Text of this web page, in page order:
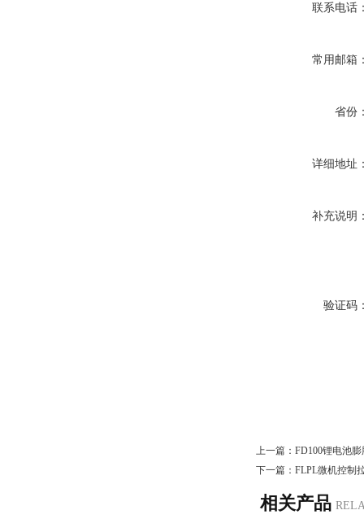
联系电话
常用邮箱
省份
详细地址
补充说明
验证码
上一篇： FD100锂电池
下一篇： FLPL微机控制
相关产品